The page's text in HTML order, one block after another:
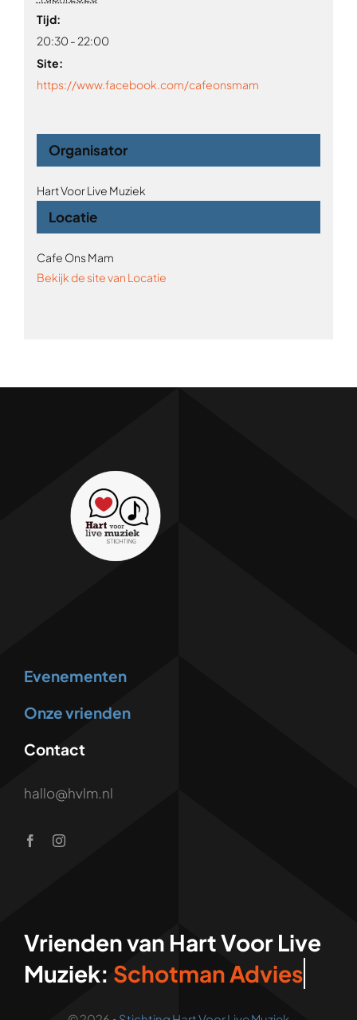
Tijd:
20:30 - 22:00
Site:
https://www.facebook.com/cafeonsmam
Locatie
Cafe Ons Mam
Bekijk de site van Locatie
Organisator
Hart Voor Live Muziek
Evenementen
Onze vrienden
Contact
hallo@hvlm.nl
Vrienden van Hart Voor Live
Muziek: